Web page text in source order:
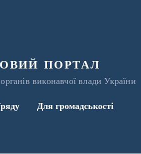
портал
виконавчої влади України
Для громадськості